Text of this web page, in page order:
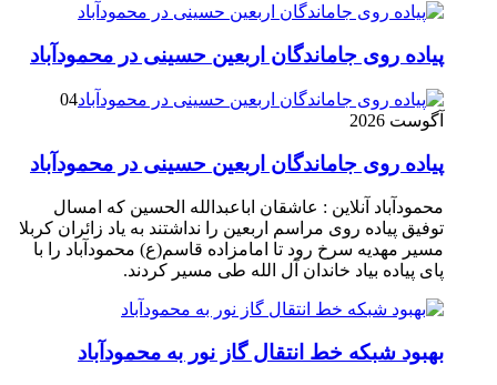
پیاده روی جاماندگان اربعین حسینی در محمودآباد
04
آگوست 2026
پیاده روی جاماندگان اربعین حسینی در محمودآباد
محمودآباد آنلاین : عاشقان اباعبدالله الحسین که امسال
توفیق پیاده روی مراسم اربعین را نداشتند به یاد زائران کربلا
مسیر مهدیه سرخ رود تا امامزاده قاسم(ع) محمودآباد را با
پای پیاده بیاد خاندان آل الله طی مسیر کردند.
بهبود شبکه خط انتقال گاز نور به محمودآباد